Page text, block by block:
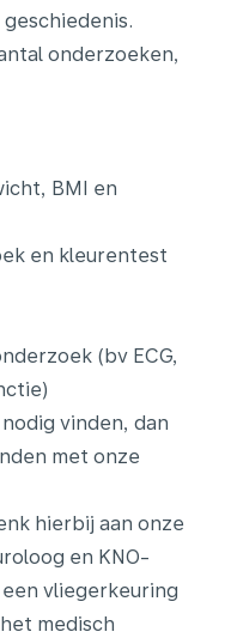
onderzoeken,
BMI en
en kleurentest
(bv ECG,
vinden, dan
met onze
hierbij aan onze
en KNO-
vliegerkeuring
medisch